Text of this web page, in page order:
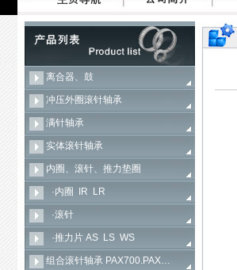
离合器、鼓
冲压外圈滚针轴承
满针轴承
实体滚针轴承
内圈、滚针、推力垫圈
·内圈 IR LR
·滚针
·推力片 AS LS WS
组合滚针轴承 PAX700.PAX…